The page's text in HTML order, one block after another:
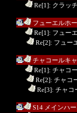
Re[1]: クラッ
フューエルホ
Re[1]: フュー
Re[2]: フュー
チャコールキ
Re[1]: チャコ
Re[2]: チャコ
Re[3]: チャコ
S14 メインハ